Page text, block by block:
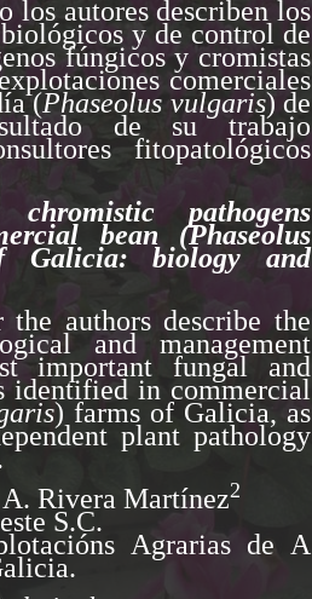
los autores describen los
y de control de
fúngicos y cromistas
comerciales
(Phaseolus vulgaris) de
de su trabajo
fitopatológicos
pathogens
bean (Phaseolus
Galicia: biology and
the authors describe the
and management
important fungal and
identified in commercial
) farms of Galicia, as
plant pathology
Rivera Martínez2
S.C.
Agrarias de A